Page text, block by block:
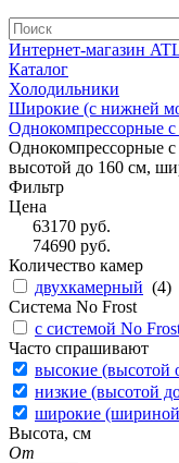
Интернет-магазин
Каталог
Холодильники
Широкие (с нижней
Однокомпрессорные
Однокомпрессорные
высотой до 160 см,
Фильтр
Цена
63170руб.
74690руб.
Количество камер
двухкамерный (4)
Система No Frost
с системой No
Часто спрашивают
высокие (высотой
низкие (высотой
широкие
Высота, см
От